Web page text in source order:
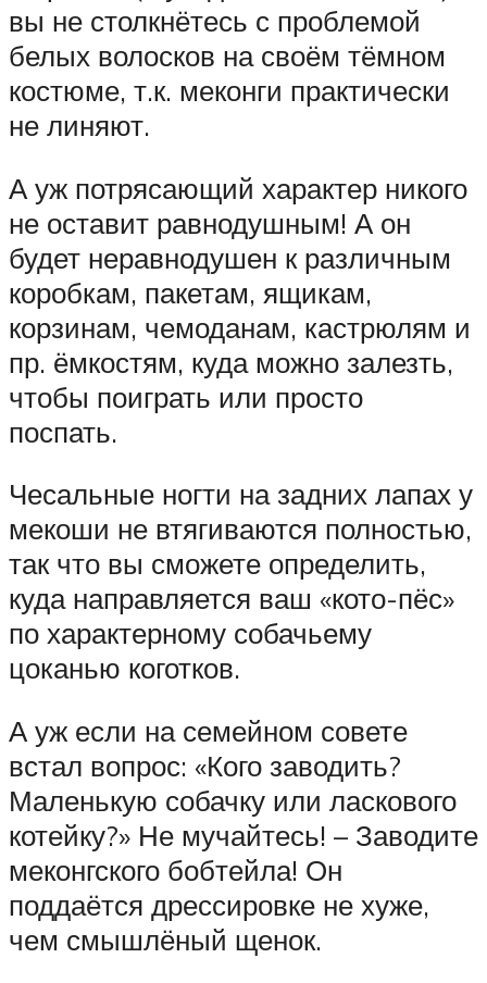
вы не столкнётесь с проблемой
белых волосков на своём тёмном
костюме, т.к. меконги практически
не линяют.
А уж потрясающий характер никого
не оставит равнодушным! А он
будет неравнодушен к различным
коробкам, пакетам, ящикам,
корзинам, чемоданам, кастрюлям и
пр. ёмкостям, куда можно залезть,
чтобы поиграть или просто
поспать.
Чесальные ногти на задних лапах у
мекоши не втягиваются полностью,
так что вы сможете определить,
куда направляется ваш «кото-пёс»
по характерному собачьему
цоканью коготков.
А уж если на семейном совете
встал вопрос: «Кого заводить?
Маленькую собачку или ласкового
котейку?» Не мучайтесь! – Заводите
меконгского бобтейла! Он
поддаётся дрессировке не хуже,
чем смышлёный щенок.